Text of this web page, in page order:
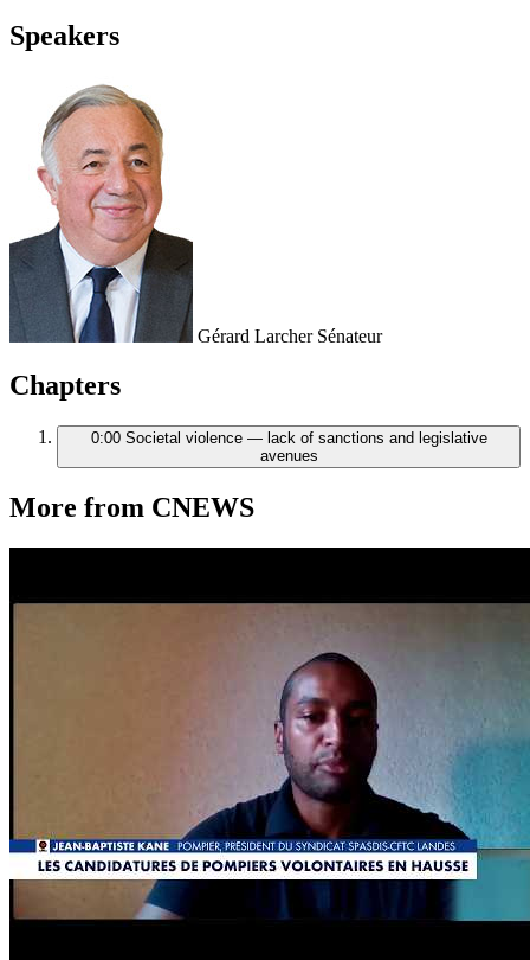
Speakers
Gérard Larcher Sénateur
Chapters
0:00 Societal violence — lack of sanctions and legislative
avenues
More from CNEWS